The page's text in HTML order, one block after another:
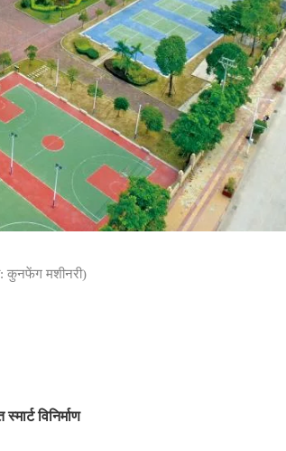
कुनफेंग मशीनरी)
विनिर्माण